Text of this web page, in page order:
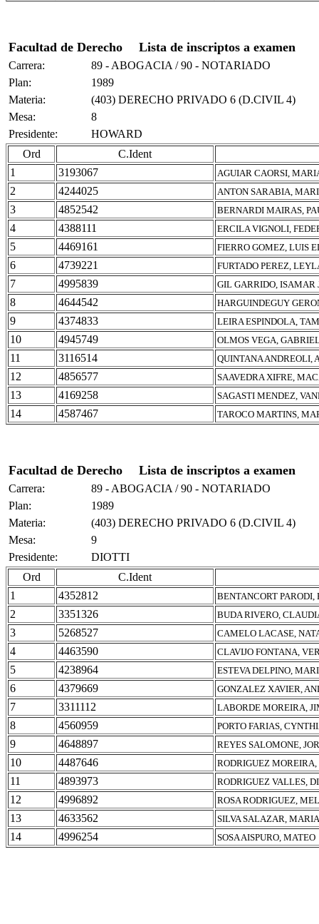
Facultad de Derecho Lista de inscriptos a examen
Carrera:
89 - ABOGACIA / 90 - NOTARIADO
Plan:
1989
Materia:
(403) DERECHO PRIVADO 6 (D.CIVIL 4)
Mesa:
8
Presidente:
HOWARD
Ord
C.Ident
1
3193067 AGUIAR CAORSI,
2 4244025 ANTON SARABIA,
3 4852542 BERNARDI MAIRAS,
4 4388111 ERCILA VIGNOLI,
5 4469161 FIERRO GOMEZ, LUIS
6 4739221 FURTADO PEREZ,
7 4995839 GIL GARRIDO, ISAMAR
8 4644542 HARGUINDEGUY
9 4374833 LEIRA ESPINDOLA,
10 4945749 OLMOS VEGA,
11 3116514 QUINTANA ANDREOLI,
12 4856577 SAAVEDRA XIFRE,
13 4169258 SAGASTI MENDEZ,
14 4587467 TAROCO MARTINS,
Facultad de Derecho Lista de inscriptos a examen
Carrera:
89 - ABOGACIA / 90 - NOTARIADO
Plan:
1989
Materia:
(403) DERECHO PRIVADO 6 (D.CIVIL 4)
Mesa:
9
Presidente:
DIOTTI
Ord
C.Ident
1
4352812 BENTANCORT
2 3351326 BUDA RIVERO,
3 5268527 CAMELO LACASE,
4 4463590 CLAVIJO FONTANA,
5 4238964 ESTEVA DELPINO,
6 4379669 GONZALEZ XAVIER,
7 3311112 LABORDE MOREIRA,
8 4560959 PORTO FARIAS,
9 4648897 REYES SALOMONE,
10 4487646 RODRIGUEZ
11 4893973 RODRIGUEZ VALLES,
12 4996892 ROSA RODRIGUEZ,
13 4633562 SILVA SALAZAR,
14 4996254 SOSA AISPURO, MATEO